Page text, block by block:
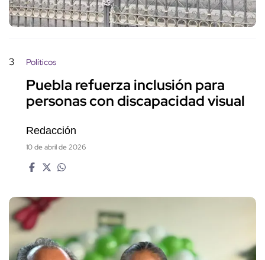
3 Políticos
Puebla refuerza inclusión para
personas con discapacidad visual
Redacción
10 de abril de 2026